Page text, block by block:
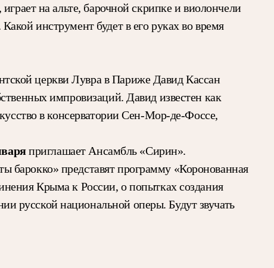
на альте, барочной скрипке и виолончели
инструмент будет в его руках во время
церкви Лувра в Париже Давид Кассан
импровизаций. Давид известен как
в консерватории Сен-Мор-де-Фоссе,
приглашает Ансамбль «Сирин».
барокко» представят программу «Коронованная
Крыма к России, о попытках создания
русской национальной оперы. Будут звучать